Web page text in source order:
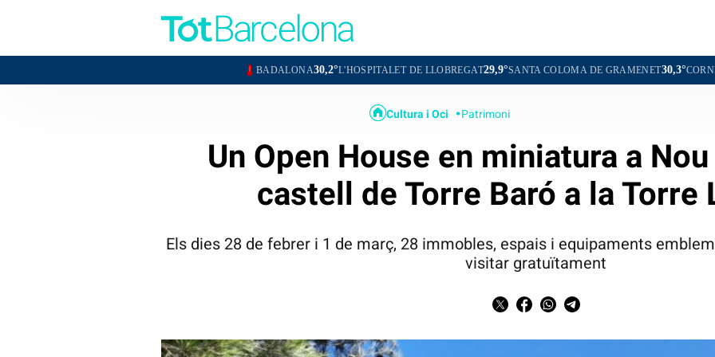
30,2°L'HOSPITALET DE LLOBREGAT29,9°SANTA COLOMA DE GRAMENET30,3°CORNELLÀ DE
Cultura i Oci Patrimoni
Un Open House en miniatura a
castell de Torre Baró a la Torre
Els dies 28 de febrer i 1 de març, 28 immobles, espais i equipaments
visitar gratuïtament